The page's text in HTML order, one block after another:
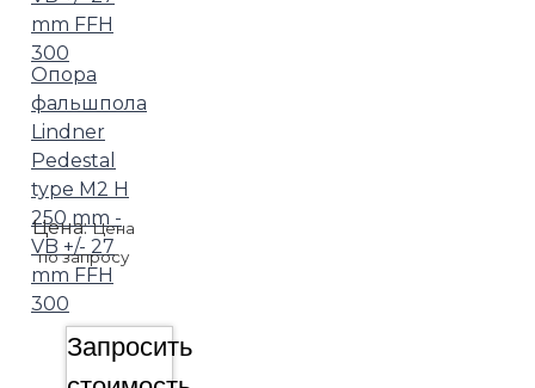
Опора
фальшпола
Lindner
Pedestal
type M2 H
250 mm -
VB +/- 27
mm FFH
300
Цена:Цена
по запросу
Запросить